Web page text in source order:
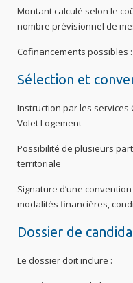
Montant calculé selon le
nombre prévisionnel de
Cofinancements possibles
Sélection et
Instruction par les services
Volet Logement
Possibilité de plusieurs
territoriale
Signature d’une
modalités financières,
Dossier de
Le dossier doit inclure :